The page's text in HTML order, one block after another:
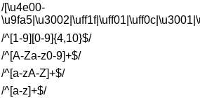
/[\u4e00-
/^[1-9][0-9]{4,10}$/
/^[A-Za-z0-9]+$/
/^[a-zA-Z]+$/
/^[a-z]+$/